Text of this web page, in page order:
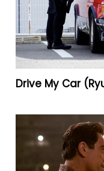
Drive My Car